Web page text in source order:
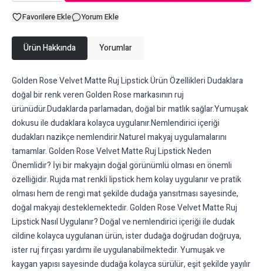
Favorilere Ekle Yorum Ekle
Ürün Hakkında Yorumlar
Golden Rose Velvet Matte Ruj Lipstick Ürün Özellikleri Dudaklara
doğal bir renk veren Golden Rose markasının ruj
ürünüdür.Dudaklarda parlamadan, doğal bir matlık sağlar.Yumuşak
dokusu ile dudaklara kolayca uygulanır.Nemlendirici içeriği
dudakları nazikçe nemlendirir.Naturel makyaj uygulamalarını
tamamlar. Golden Rose Velvet Matte Ruj Lipstick Neden
Önemlidir? İyi bir makyajın doğal görünümlü olması en önemli
özelliğidir. Rujda mat renkli lipstick hem kolay uygulanır ve pratik
olması hem de rengi mat şekilde dudağa yansıtması sayesinde,
doğal makyajı desteklemektedir. Golden Rose Velvet Matte Ruj
Lipstick Nasıl Uygulanır? Doğal ve nemlendirici içeriği ile dudak
cildine kolayca uygulanan ürün, ister dudağa doğrudan doğruya,
ister ruj fırçası yardımı ile uygulanabilmektedir. Yumuşak ve
kaygan yapısı sayesinde dudağa kolayca sürülür, eşit şekilde yayılır